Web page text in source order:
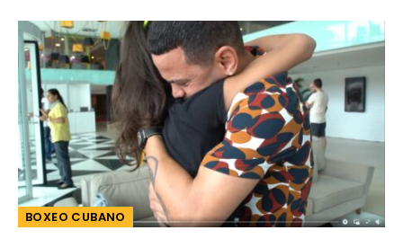
BOXEO CUBANO